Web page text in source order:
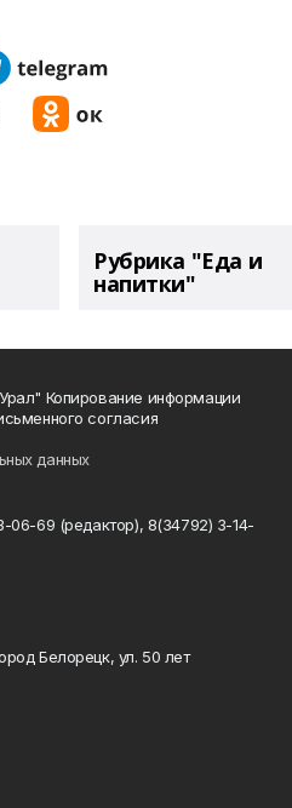
Рубрика "Еда и
напитки"
Копирование информации
согласия
данных
06-69 (редактор), 8(34792) 3-14-
Белорецк, ул. 50 лет